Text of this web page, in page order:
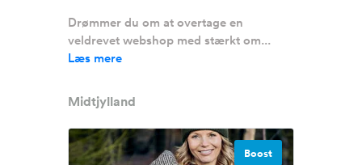
Drømmer du om at overtage en
veldrevet webshop med stærkt om...
Læs mere
Midtjylland
Boost